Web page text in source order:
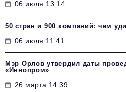
06 июля 13:14
50 стран и 900 компаний: чем
06 июля 11:41
Мэр Орлов утвердил даты
«Иннопром»
26 марта 14:39